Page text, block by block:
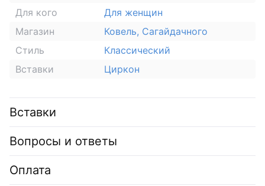
Для кого
Для женщин
Магазин
Ковель, Сагайдачного
Стиль
Классический
Вставки
Циркон
Вставки
Вопросы и ответы
Оплата